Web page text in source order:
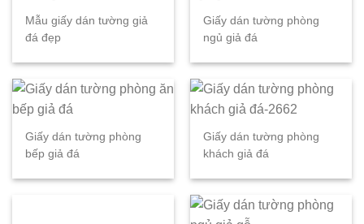
Mẫu giấy dán tường giả
đá đẹp
Giấy dán tường phòng
ngủ giả đá
Giấy dán tường phòng
bếp giả đá
Giấy dán tường phòng
khách giả đá